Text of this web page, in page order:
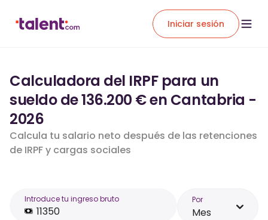
Iniciar sesión
Calculadora del IRPF para un
sueldo de 136.200 € en Cantabria -
2026
Calcula tu salario neto después de las retenciones
de IRPF y cargas sociales
Introduce tu ingreso bruto Por
Mes